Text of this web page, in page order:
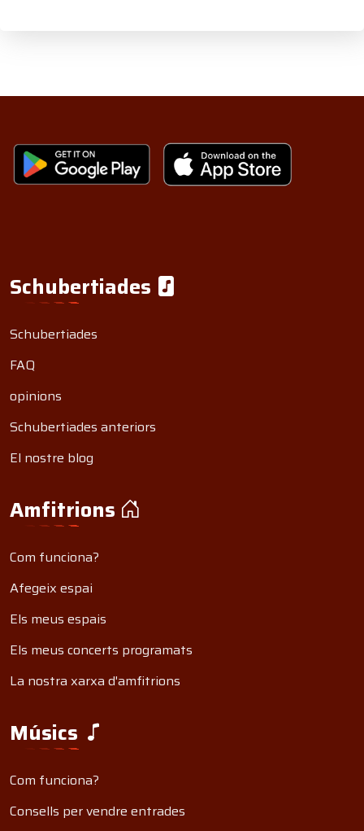
Schubertiades
Schubertiades
FAQ
opinions
Schubertiades anteriors
El nostre blog
Amfitrions
Com funciona?
Afegeix espai
Els meus espais
Els meus concerts programats
La nostra xarxa d'amfitrions
Músics
Com funciona?
Consells per vendre entrades